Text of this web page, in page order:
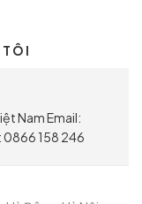
TÔI
Nam Email:
158 246